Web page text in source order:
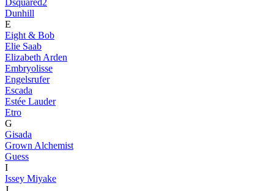
Dsquared2
Dunhill
E
Eight & Bob
Elie Saab
Elizabeth Arden
Embryolisse
Engelsrufer
Escada
Estée Lauder
Etro
G
Gisada
Grown Alchemist
Guess
I
Issey Miyake